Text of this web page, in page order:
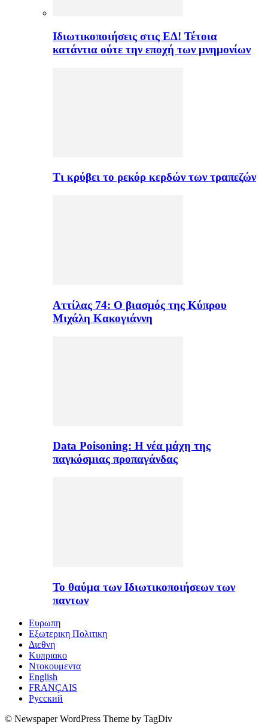
Ιδιωτικοποιήσεις στις ΕΔ! Τέτοια
κατάντια ούτε την εποχή των μνημονίων
Τι κρύβει το ρεκόρ κερδών των τραπεζών
Αττίλας 74: Ο βιασμός της Κύπρου
Μιχάλη Κακογιάννη
Data Poisoning: Η νέα μάχη της
παγκόσμιας προπαγάνδας
Το θαύμα των Ιδιωτικοποιήσεων των
παντων
Ευρωπη
Εξωτερικη Πολιτικη
Διεθνη
Κυπριακο
Ντοκουμεντα
English
FRANÇAIS
Русский
© Newspaper WordPress Theme by TagDiv